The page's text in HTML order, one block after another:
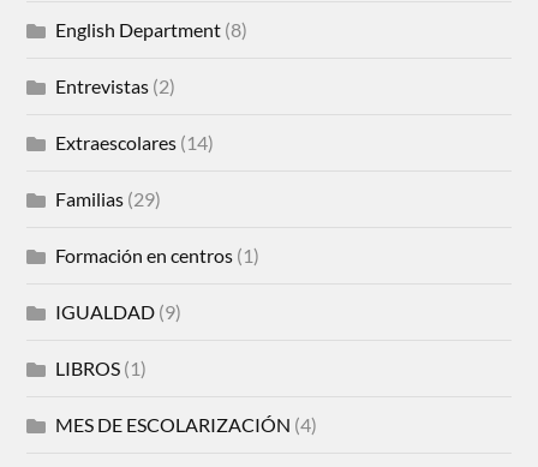
English Department (8)
Entrevistas (2)
Extraescolares (14)
Familias (29)
Formación en centros (1)
IGUALDAD (9)
LIBROS (1)
MES DE ESCOLARIZACIÓN (4)